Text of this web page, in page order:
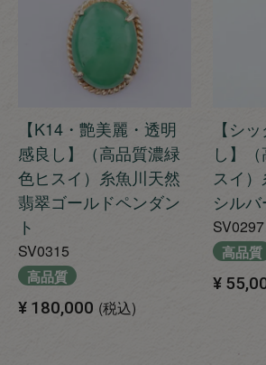
【K14・艶美麗・透明
感良し】（高品質濃緑
色ヒスイ）糸魚川天然
翡翠ゴールドペンダン
ト
SV0315
高品質
¥ 180,000 税込
【シ
し】
スイ
シル
SV0297
高品質
¥